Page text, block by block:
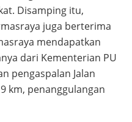
Disamping itu,
juga berterima
mendapatkan
dari Kementerian PU
pengaspalan Jalan
km, penanggulangan